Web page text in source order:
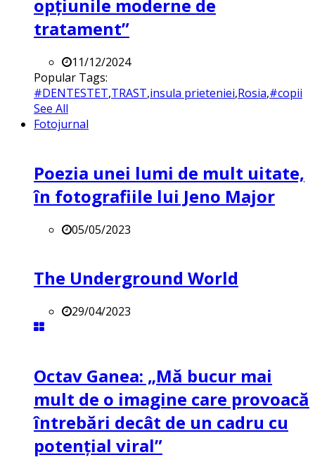
opțiunile moderne de
tratament”
11/12/2024
Popular Tags:
#DENTESTET,TRAST,insula prieteniei,Rosia,#copii
See All
Fotojurnal
Poezia unei lumi de mult uitate,
în fotografiile lui Jeno Major
05/05/2023
The Underground World
29/04/2023
Octav Ganea: „Mă bucur mai
mult de o imagine care provoacă
întrebări decât de un cadru cu
potenţial viral”